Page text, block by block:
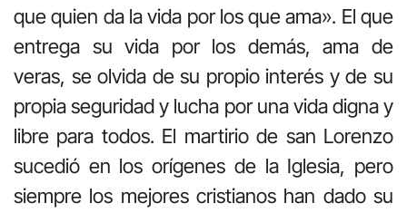
que quien da la vida por los que ama». El que
entrega su vida por los demás, ama de
veras, se olvida de su propio interés y de su
propia seguridad y lucha por una vida digna y
libre para todos. El martirio de san Lorenzo
sucedió en los orígenes de la Iglesia, pero
siempre los mejores cristianos han dado su